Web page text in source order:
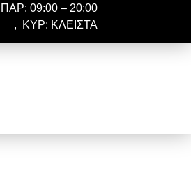
09:00 – 20:00
, ΚΥΡ: ΚΛΕΙΣΤΑ